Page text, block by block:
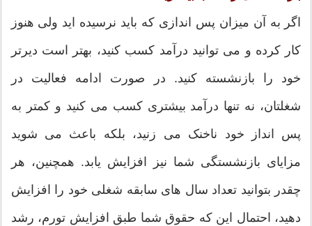
اگر به آن میزان پس اندازی که باید نرسیده اید ولی هنوز
کار کرده و می توانید درآمد کسب کنید، بهتر است دیرتر
خود را بازنشسته کنید. در صورت ادامه فعالیت در
شغلتان، نه تنها درآمد بیشتری کسب می کنید و کمتر به
پس انداز خود ناخنک می زنید، بلکه باعث می شوید
مزایای بازنشستگی شما نیز افزایش یابد. همچنین، هر
چقدر بتوانید تعداد سال های سابقه شغلی خود را افزایش
دهید، احتمال این که حقوق شما طبق افزایش تورم، رشد